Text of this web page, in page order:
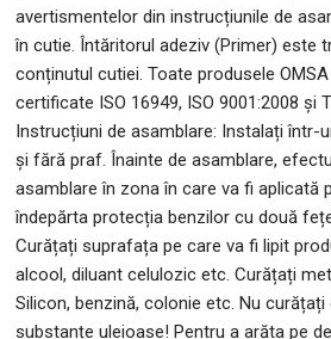
avertismentelor din instrucțiunile de
în cutie. Întăritorul adeziv (Primer) este
conținutul cutiei. Toate produsele OMSA
certificate ISO 16949, ISO 9001:2008 și
Instrucțiuni de asamblare: Instalați într-
și fără praf. Înainte de asamblare,
asamblare în zona în care va fi aplicată
îndepărta protecția benzilor cu două
Curățați suprafața pe care va fi lipit
alcool, diluant celulozic etc. Curățați
Silicon, benzină, colonie etc. Nu curățați
substanțe uleioase! Pentru a arăta pe